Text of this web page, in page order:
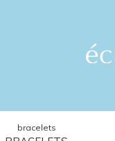
bracelets